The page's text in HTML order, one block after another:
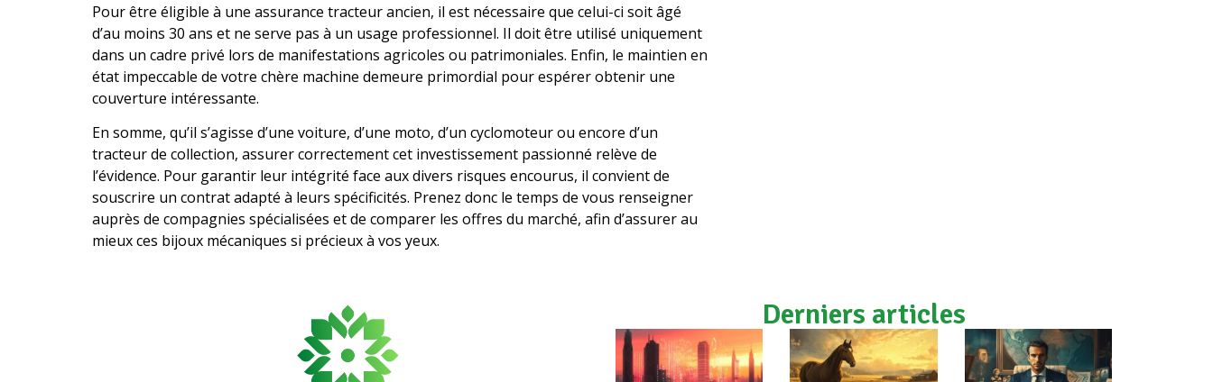
Pour être éligible à une assurance tracteur ancien, il est nécessaire que celui-ci soit âgé
d’au moins 30 ans et ne serve pas à un usage professionnel. Il doit être utilisé uniquement
dans un cadre privé lors de manifestations agricoles ou patrimoniales. Enfin, le maintien en
état impeccable de votre chère machine demeure primordial pour espérer obtenir une
couverture intéressante.
En somme, qu’il s’agisse d’une voiture, d’une moto, d’un cyclomoteur ou encore d’un
tracteur de collection, assurer correctement cet investissement passionné relève de
l’évidence. Pour garantir leur intégrité face aux divers risques encourus, il convient de
souscrire un contrat adapté à leurs spécificités. Prenez donc le temps de vous renseigner
auprès de compagnies spécialisées et de comparer les offres du marché, afin d’assurer au
mieux ces bijoux mécaniques si précieux à vos yeux.
Derniers articles